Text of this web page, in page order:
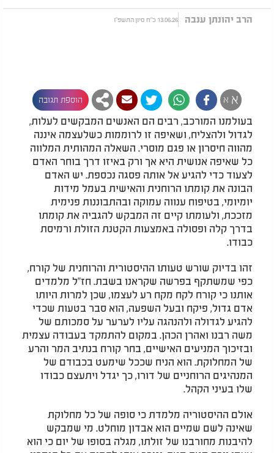
הרב יהונתן ענבה 13.06.26 כ"ח סיון התשפ"ו
א א הוספת תגובה
בעולמנו המורכב, רבים הם האנשים המבקשים לעלות,
לגדול ולהצליח, ושאיפה זו לרוממות כשלעצמה איננה
מהווה חיסרון או פגם מוסרי. השאלה המהותית המלווה
כל שאיפה אנושית היא אך ורק באיזו דרך בוחר האדם
לצעוד כדי להגיע אל אותה פסגה נכספת. יש האדם
הבונה את קומתו הרוחנית והאישית בעמל מידות
יומיומי, בטיפוח ענווה עמוקה ובהתבוננות פנימית
מזככת, ולעומתו קיים זה המבקש להגביה את קומתו
בדרך קלה ופסולה באמצעות הקטנת הזולת ורמיסת
כבודו.
זהו בדיוק שורש טעותו ההיסטורית והרוחנית של קורח,
כפי שמשתקף בפרשה שקראנו בשבת. חז"ל מלמדים
אותנו כי קורח לקח מקח רע לעצמו, שכן למרות היותו
אדם גדול, פיקח ובעל השפעה, הוא סבר בטעות שכדי
להגיע לגדולה ולהנהגה עליו לערער על סמכותם של
משה רבנו ואהרן הכהן. במקום להתמקד בעבודה עצמית
ובזיכוך המניעים האישיים, בחר קורח בנתיב המר והרע
של המחלוקת. הוא הניח שככל שימעט בכבודם של
המנהיגים הרוחניים של דורו, כך יגדל ויתעצם כבודו
שלו בעיני הקהל.
אולם ההיסטוריה מלמדת כי סופה של כל מחלוקת
שאינה לשם שמיים הוא אבדון מוחלט. מי שמבקש
להיבנות מחורבנו של זולתו, מגלה בסופו של יום כי הוא